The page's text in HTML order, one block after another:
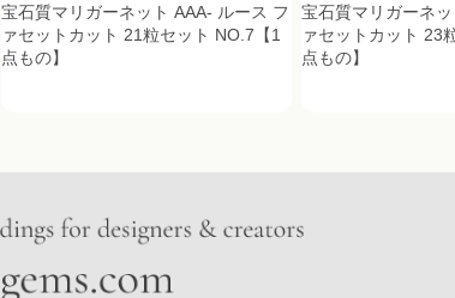
宝石質マリガーネット AAA- ルース フ
ァセットカット 21粒セット NO.7【1
点もの】
宝石質マリガーネ
ァセットカット 23
点もの】